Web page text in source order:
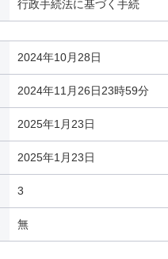
行政手続法に基づく手続
2024年10月28日
2024年11月26日23時59分
2025年1月23日
2025年1月23日
3
無